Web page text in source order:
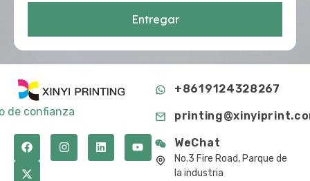
Entregar
de confianza
+8619124328267
WeChat
No.3 Fire Road, Parque de
la industria